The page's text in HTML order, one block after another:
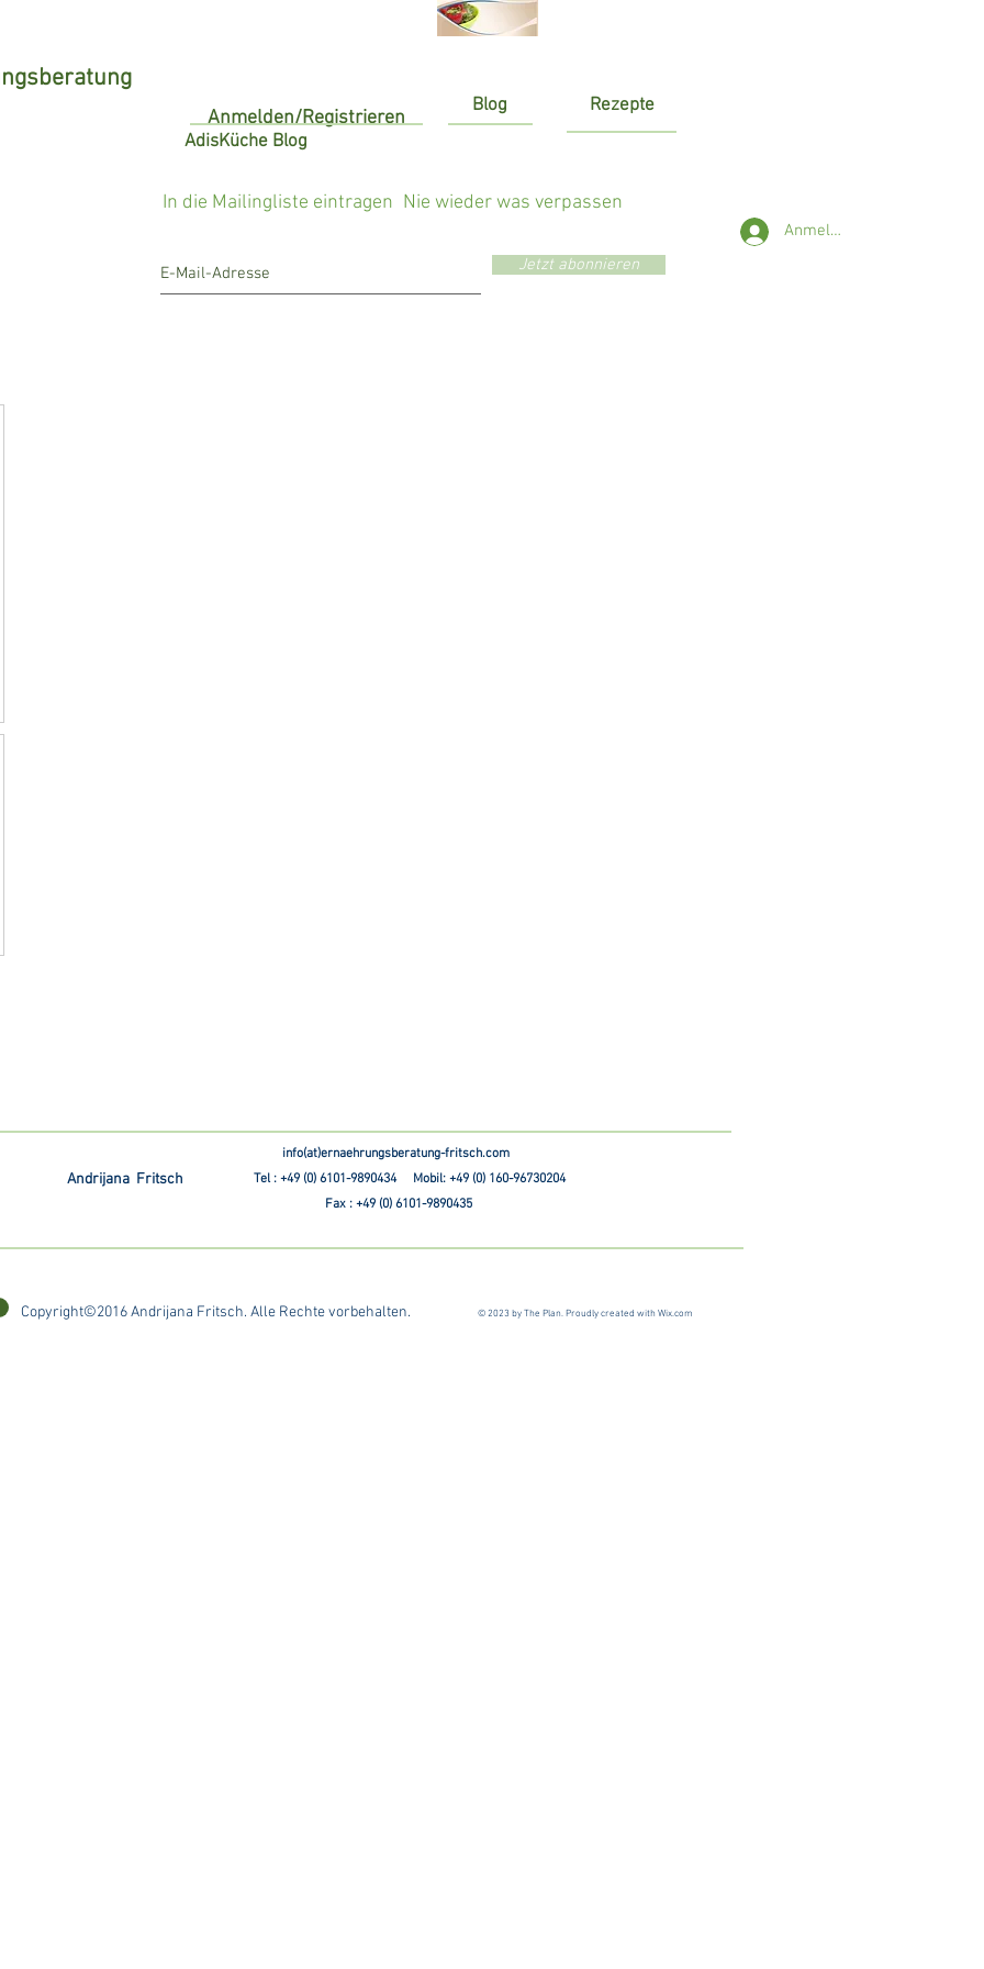
Anmelden/Registrieren
Blog
Rezepte
AdisKüche Blog
In die Mailingliste eintragen Nie wieder was verpassen
Jetzt abonnieren
Anmelden
info(at)ernaehrungsberatung-fritsch.com
Andrijana Fritsch
Tel : +49 (0) 6101-9890434 Mobil: +49 (0) 160-96730204
Fax : +49 (0) 6101-9890435
Copyright©2016 Andrijana Fritsch. Alle Rechte vorbehalten. © 2023 by The Plan. Proudly created withWix.com